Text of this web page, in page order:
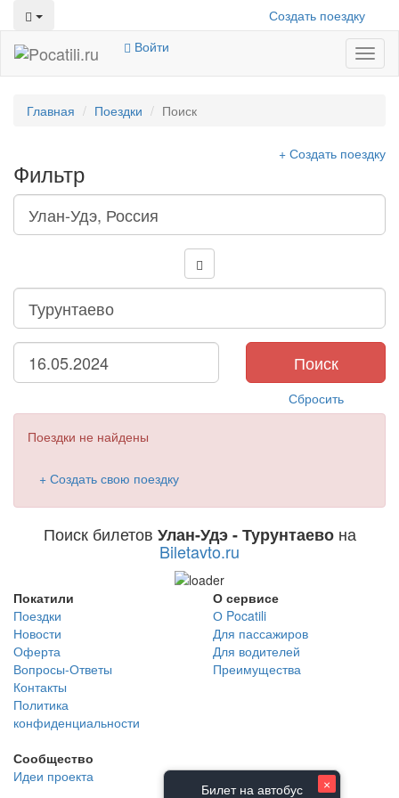
Создать поездку
Войти
Главная Поездки Поиск
Фильтр
+ Создать поездку
Поиск
Сбросить
Поездки не найдены
+ Создать свою поездку
Поиск билетов Улан-Удэ - Турунтаевона
Biletavto.ru
Покатили
Поездки
Новости
Оферта
Вопросы-Ответы
Контакты
Политика
конфиденциальности
О сервисе
О Pocatili
Для пассажиров
Для водителей
Преимущества
Сообщество
Идеи проекта
×
Билет на автобус